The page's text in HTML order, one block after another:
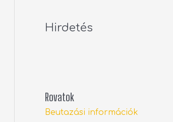
Hirdetés
Rovatok
Beutazási információk